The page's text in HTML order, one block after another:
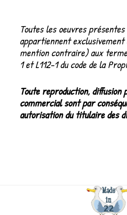
Toutes les oeuvres
appartiennent exclusivement
mention contraire) aux
1 et L112-1 du code de la
Toute reproduction, diffusion
commercial sont par
autorisation du titulaire des